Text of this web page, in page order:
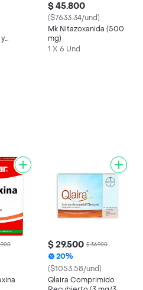
(160
$ 45.800
($7633.34/und)
Mk Nitazoxanida (500
mg)
1 X 6 Und
$ 29.500 $ 36.900
20%
($1053.58/und)
Qlaira Comprimido